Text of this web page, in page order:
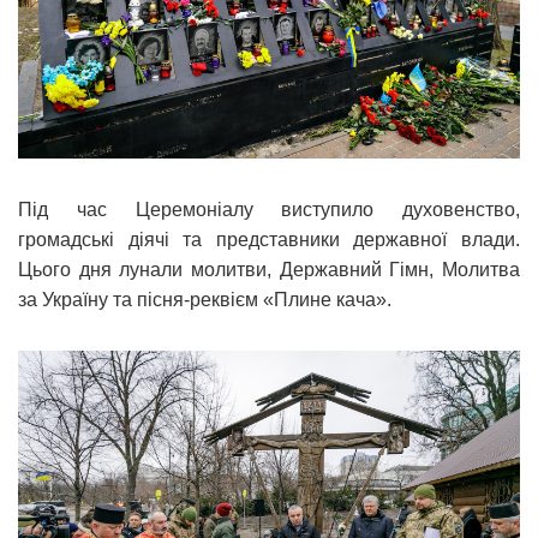
Під час Церемоніалу виступило духовенство,
громадські діячі та представники державної влади.
Цього дня лунали молитви, Державний Гімн, Молитва
за Україну та пісня-реквієм «Плине кача».